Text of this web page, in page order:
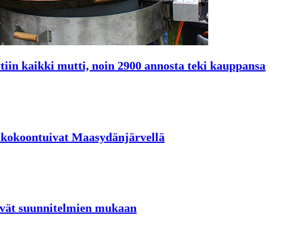
kaikki mutti, noin 2900 annosta teki kauppansa
Maasydänjärvellä
suunnitelmien mukaan